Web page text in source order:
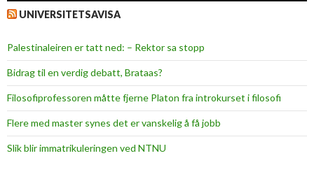
UNIVERSITETSAVISA
Palestinaleiren er tatt ned: – Rektor sa stopp
Bidrag til en verdig debatt, Brataas?
Filosofiprofessoren måtte fjerne Platon fra introkurset i filosofi
Flere med master synes det er vanskelig å få jobb
Slik blir immatrikuleringen ved NTNU